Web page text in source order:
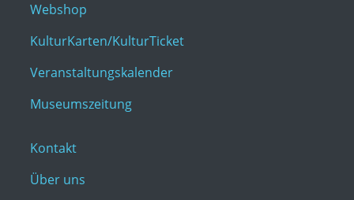
Webshop
KulturKarten/KulturTicket
Veranstaltungskalender
Museumszeitung
Kontakt
Über uns